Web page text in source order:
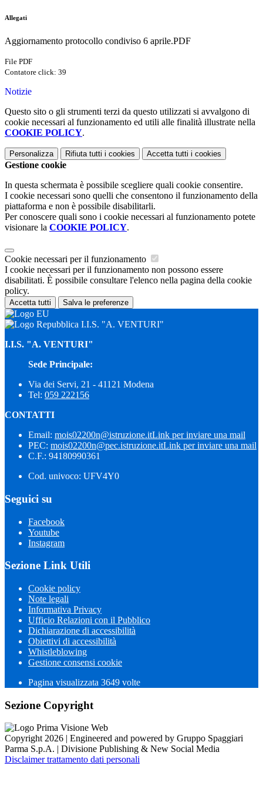
Allegati
Aggiornamento protocollo condiviso 6 aprile.PDF
File PDF
Contatore click: 39
Notizie
Questo sito o gli strumenti terzi da questo utilizzati si avvalgono di
cookie necessari al funzionamento ed utili alle finalità illustrate nella
COOKIE POLICY.
Personalizza Rifiuta tutti i cookies Accetta tutti i cookies
Gestione cookie
In questa schermata è possibile scegliere quali cookie consentire.
I cookie necessari sono quelli che consentono il funzionamento della
piattaforma e non è possibile disabilitarli.
Per conoscere quali sono i cookie necessari al funzionamento potete
visionare la COOKIE POLICY.
Cookie necessari per il funzionamento
I cookie necessari per il funzionamento non possono essere
disabilitati. È possibile consultare l'elenco nella pagina della cookie
policy.
Accetta tutti Salva le preferenze
I.I.S. "A. VENTURI"
I.I.S. "A. VENTURI"
Sede Principale:
Via dei Servi, 21 - 41121 Modena
Tel: 059 222156
CONTATTI
Email: mois02200n@istruzione.itLink per inviare una mail
PEC: mois02200n@pec.istruzione.itLink per inviare una mail
C.F.: 94180990361
Cod. univoco: UFV4Y0
Seguici su
Facebook
Youtube
Instagram
Sezione Link Utili
Cookie policy
Note legali
Informativa Privacy
Ufficio Relazioni con il Pubblico
Dichiarazione di accessibilità
Obiettivi di accessibilità
Whistleblowing
Gestione consensi cookie
Pagina visualizzata 3649 volte
Sezione Copyright
Copyright 2026 | Engineered and powered by Gruppo Spaggiari
Parma S.p.A. | Divisione Publishing & New Social Media
Disclaimer trattamento dati personali